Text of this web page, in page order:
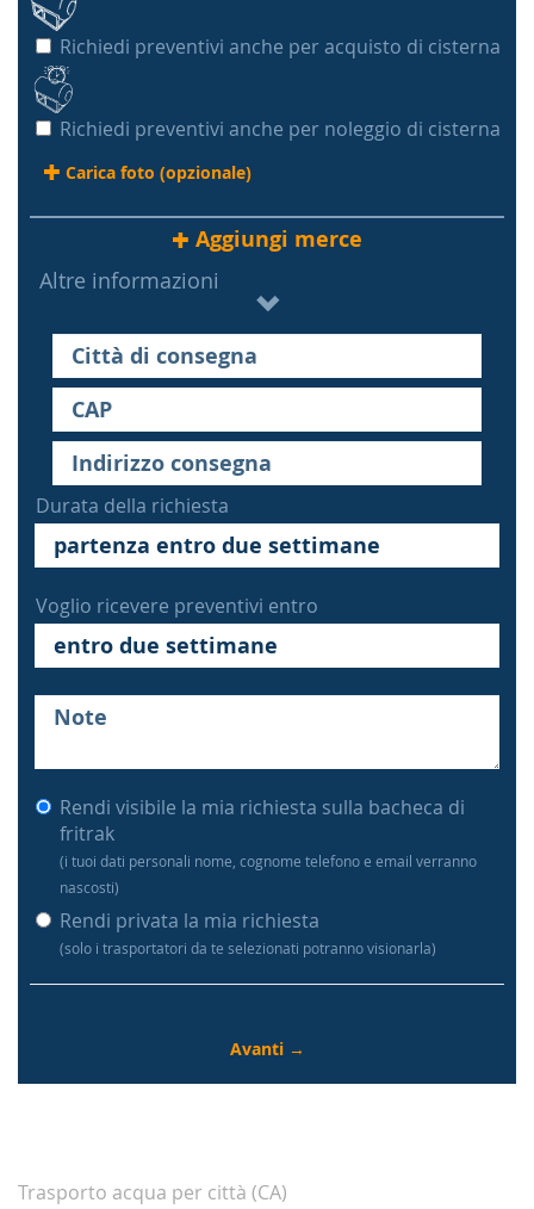
Richiedi preventivi anche per acquisto di cisterna
Richiedi preventivi anche per noleggio di cisterna
Carica foto (opzionale)
Aggiungi merce
Altre informazioni
Durata della richiesta
Voglio ricevere preventivi entro
Rendi visibile la mia richiesta sulla bacheca di
fritrak
(i tuoi dati personali nome, cognome telefono e email verranno
nascosti)
Rendi privata la mia richiesta
(solo i trasportatori da te selezionati potranno visionarla)
Trasporto acqua per città (CA)